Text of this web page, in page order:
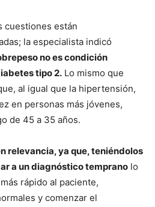
cuestiones están
la especialista indicó
no es condición
tipo 2. Lo mismo que
al igual que la hipertensión,
en personas más jóvenes,
de 45 a 35 años.
relevancia, ya que, teniéndolos
a un diagnóstico temprano lo
rápido al paciente,
y comenzar el